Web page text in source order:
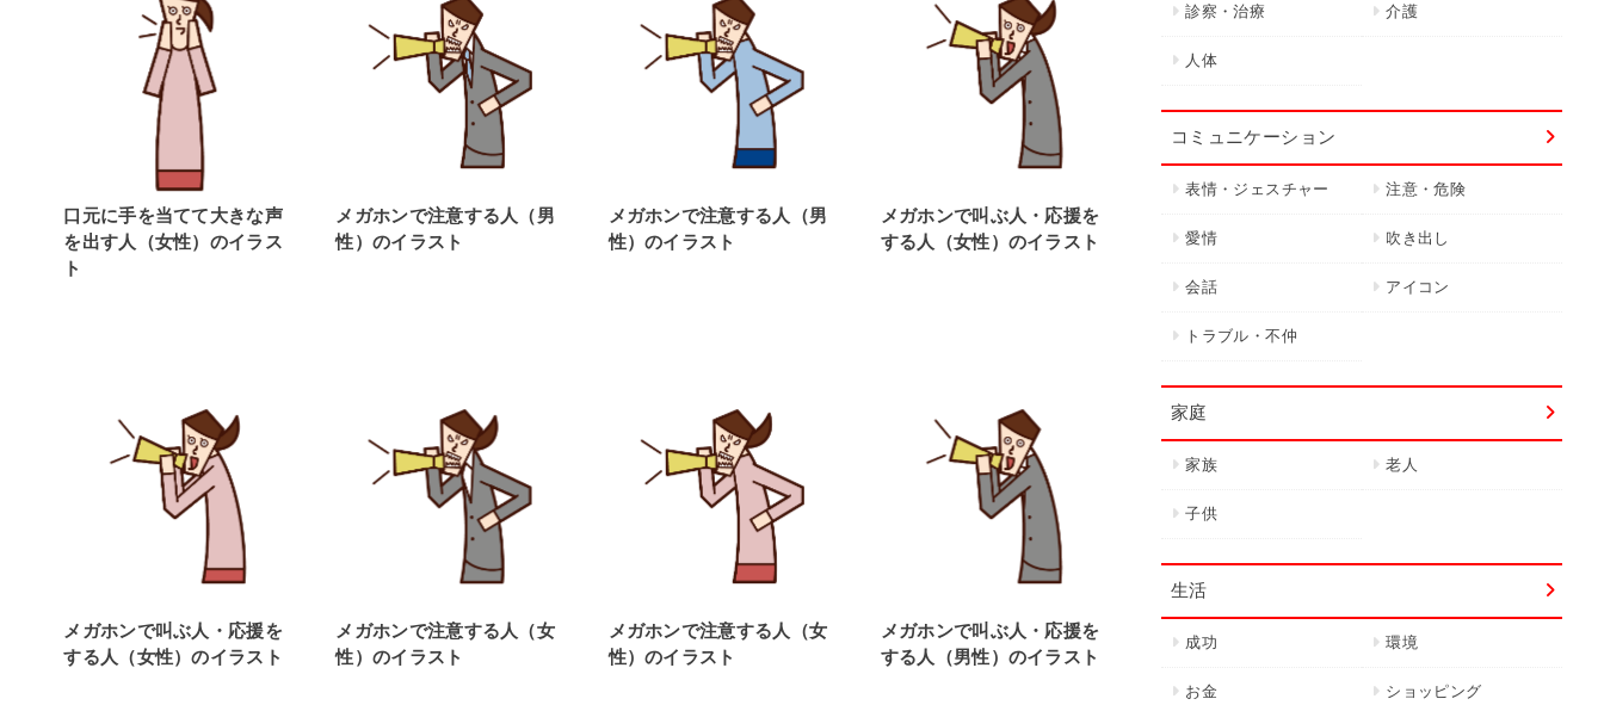
口元に手を当てて大きな声
を出す人（女性）のイラス
ト
メガホンで注意する人（男
性）のイラスト
メガホンで注意する人（男
性）のイラスト
メガホンで叫ぶ人・応援を
する人（女性）のイラスト
メガホンで叫ぶ人・応援を
する人（女性）のイラスト
メガホンで注意する人（女
性）のイラスト
メガホンで注意する人（女
性）のイラスト
メガホンで叫ぶ人・応援を
する人（男性）のイラスト
診察・治療 介護
人体
コミュニケーション
表情・ジェスチャー 注意・危険
愛情 吹き出し
会話 アイコン
トラブル・不仲
家庭
家族 老人
子供
生活
成功 環境
お金 ショッピング